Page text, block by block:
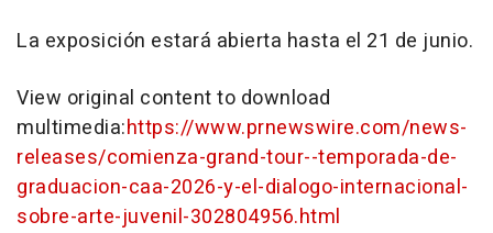
La exposición estará abierta hasta el 21 de junio.
View original content to download
multimedia:https://www.prnewswire.com/news-
releases/comienza-grand-tour--temporada-de-
graduacion-caa-2026-y-el-dialogo-internacional-
sobre-arte-juvenil-302804956.html